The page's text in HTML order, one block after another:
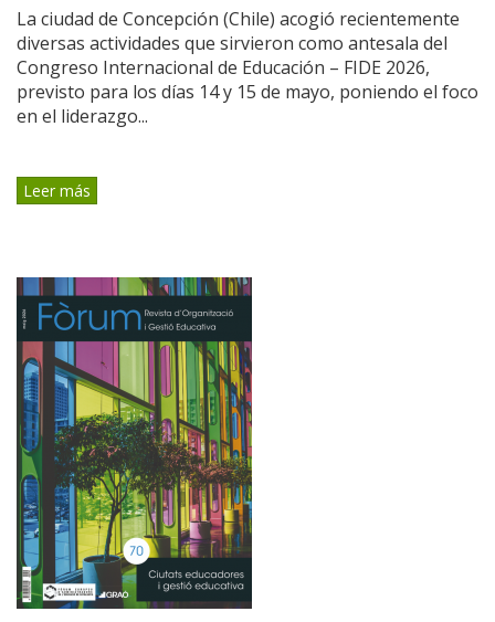
La ciudad de Concepción (Chile) acogió recientemente
diversas actividades que sirvieron como antesala del
Congreso Internacional de Educación – FIDE 2026,
previsto para los días 14 y 15 de mayo, poniendo el foco
en el liderazgo...
Leer más